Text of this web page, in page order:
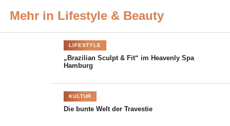
sich dann, ob das Potential ausreicht das
Ausbildungsprogramm, wobei das Alter zur Übernahme
nicht der entscheidende Faktor ist.
Hermès ist
ein
Mehr in Lifestyle & Beauty
LIFESTYLE
„Brazilian Sculpt & Fit“ im Heavenly Spa
Hamburg
KULTUR
Die bunte Welt der Travestie